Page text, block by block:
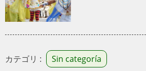
カテゴリ : Sin categoría